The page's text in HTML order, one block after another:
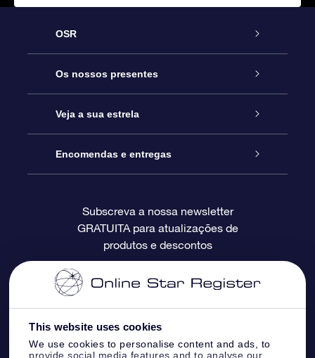
This website uses cookies
We use cookies to personalise content and ads, to
provide social media features and to analyse our
OSR
Serviço
Contactos
O Blog
Avaliações
Os nossos presentes
Prenda Star Online
Pacote Prenda OSR
O Cartão Presente OSR
Presentes corporativos
Veja a sua estrela
Registo de Estrela
Página de Estrela personalizada
Um Milhão de Estrelas
OSR screensaver de estrela
App RV fly me to the stars
Encomendas e entregas
Informação de pagamento
Informação de envio
Política de Devolução
Constelações
Subscreva a nossa newsletter
GRATUITA para atualizações de
produtos e descontos